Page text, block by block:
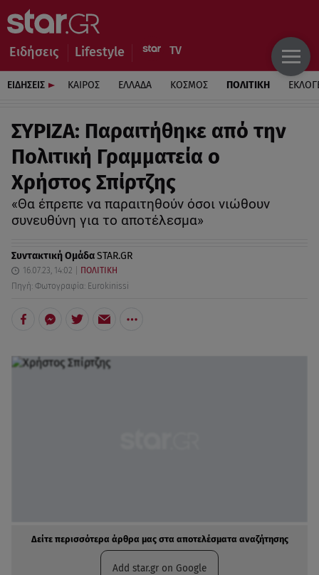
Ειδήσεις Lifestyle
ΕΙΔΗΣΕΙΣ ΚΑΙΡΟΣ ΕΛΛΑΔΑ ΚΟΣΜΟΣ ΠΟΛΙΤΙΚΗ
ΣΥΡΙΖΑ: Παραιτήθηκε από την
Πολιτική Γραμματεία ο
Χρήστος Σπίρτζης
«Θα έπρεπε να παραιτηθούν όσοι νιώθουν
συνευθύνη για το αποτέλεσμα»
Συντακτική ΟμάδαSTAR.GR
16.07.23, 14:02
ΠΟΛΙΤΙΚΗ
Πηγή: Φωτογραφία: Eurokinissi
Δείτε περισσότερα άρθρα μας στα αποτελέσματα αναζήτησης
Add star.gr on Google